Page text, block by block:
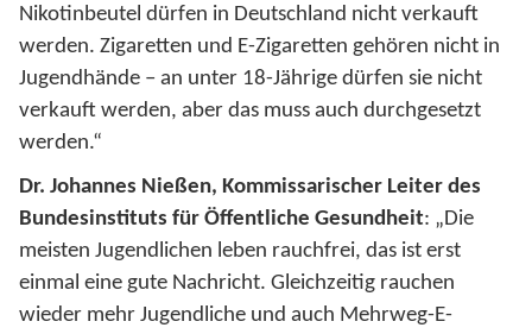
Nikotinbeutel dürfen in Deutschland nicht verkauft
werden. Zigaretten und E-Zigaretten gehören nicht in
Jugendhände – an unter 18-Jährige dürfen sie nicht
verkauft werden, aber das muss auch durchgesetzt
werden.“
Dr. Johannes Nießen, Kommissarischer Leiter des
Bundesinstituts für Öffentliche Gesundheit: „Die
meisten Jugendlichen leben rauchfrei, das ist erst
einmal eine gute Nachricht. Gleichzeitig rauchen
wieder mehr Jugendliche und auch Mehrweg-E-